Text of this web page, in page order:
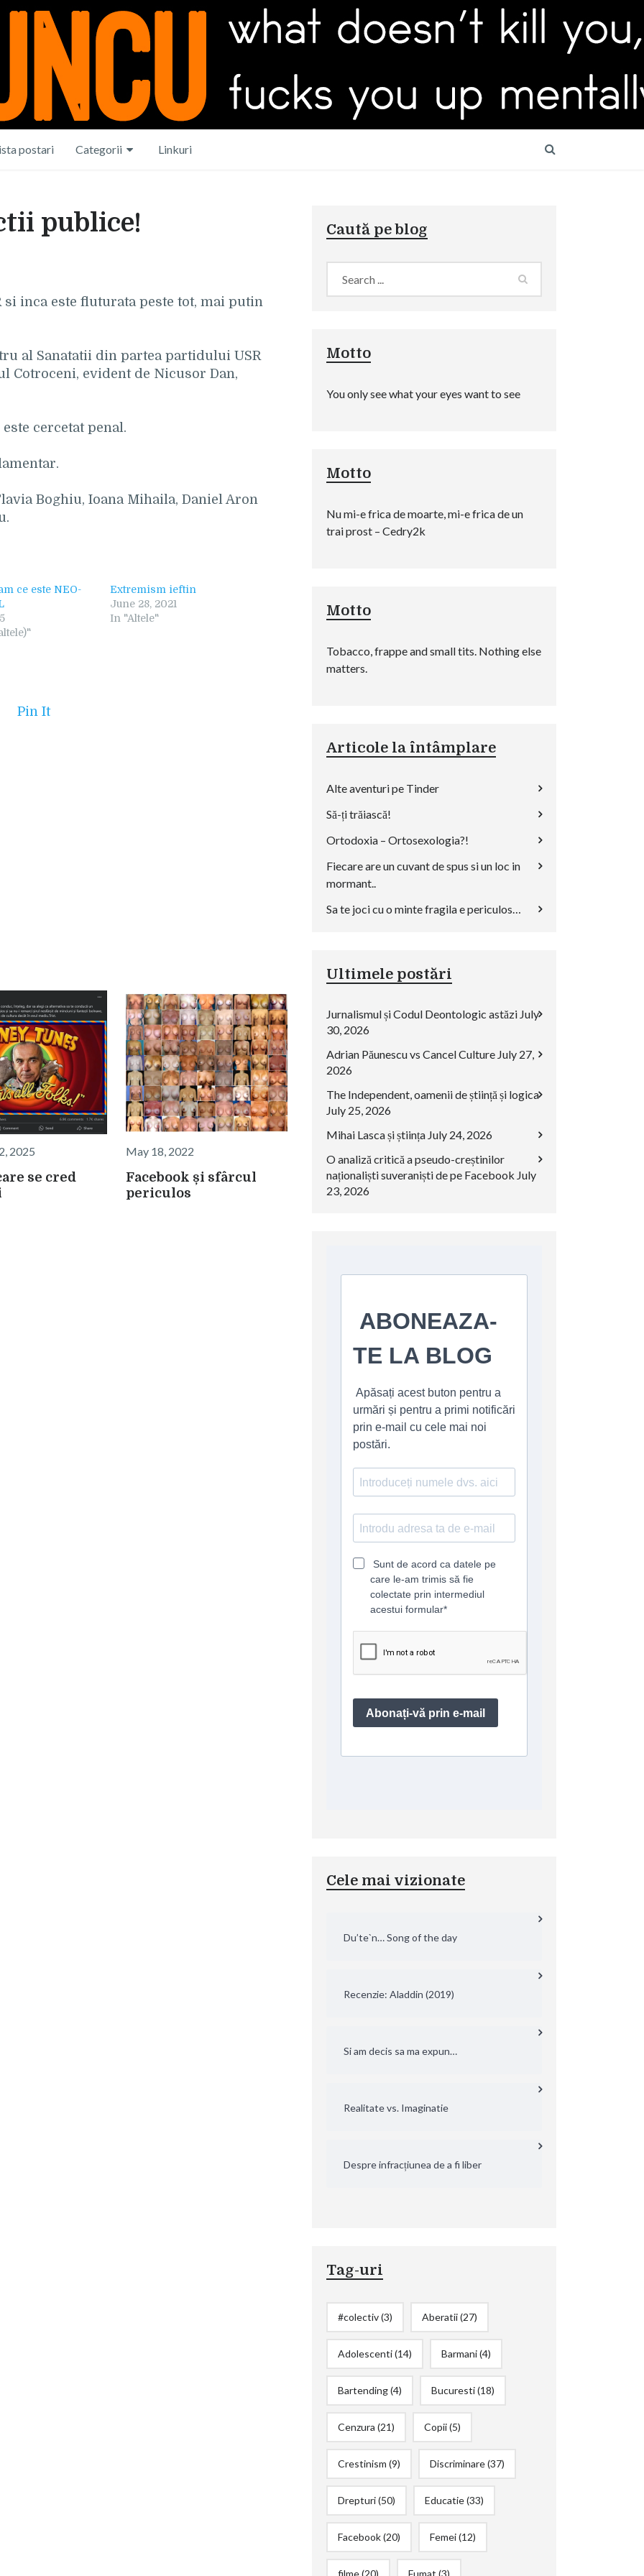
postari Categorii Linkuri
publice!
si inca este fluturata peste tot, mai putin
al Sanatatii din partea partidului USR
Cotroceni, evident de Nicusor Dan,
cercetat penal.
Boghiu, Ioana Mihaila, Daniel Aron
ce este NEO-
Extremism ieftin
June 28, 2021
In "Altele"
Pin It
2025
se cred
May 18, 2022
Facebook și sfârcul
periculos
Caută pe blog
Motto
You only see what your eyes want to see
Motto
Nu mi-e frica de moarte, mi-e frica de un
trai prost – Cedry2k
Motto
Tobacco, frappe and small tits. Nothing else
matters.
Articole la întâmplare
Alte aventuri pe Tinder
Să-ți trăiască!
Ortodoxia – Ortosexologia?!
Fiecare are un cuvant de spus si un loc in
mormant..
Sa te joci cu o minte fragila e periculos…
Ultimele postări
Jurnalismul și Codul Deontologic astăzi July
30, 2026
Adrian Păunescu vs Cancel Culture July 27,
2026
The Independent, oamenii de știință și logica
July 25, 2026
Mihai Lasca și știința July 24, 2026
O analiză critică a pseudo-creștinilor
naționaliști suveraniști de pe Facebook July
23, 2026
Cele mai vizionate
Du’te`n… Song of the day
Recenzie: Aladdin (2019)
Si am decis sa ma expun…
Realitate vs. Imaginatie
Despre infracțiunea de a fi liber
Tag-uri
#colectiv(3) Aberatii(27)
Adolescenti(14) Barmani(4)
Bartending(4) Bucuresti(18)
Cenzura (21) Copii(5)
Crestinism (9) Discriminare(37)
Drepturi(50) Educatie(33)
Facebook(20) Femei(12)
filme(20) Fumat (3)